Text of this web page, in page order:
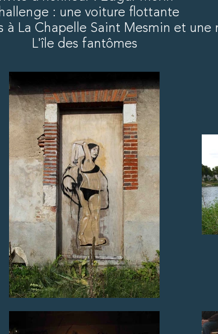
: une voiture flottante
à La Chapelle Saint Mesmin et une
L'île des fantômes